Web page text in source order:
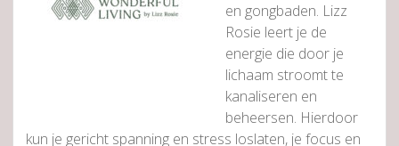
en gongbaden. Lizz
Rosie leert je de
energie die door je
lichaam stroomt te
kanaliseren en
beheersen. Hierdoor
kun je gericht spanning en stress loslaten, je focus en